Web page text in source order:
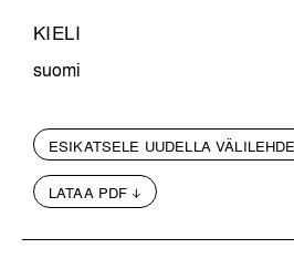
KIELI
suomi
ESIKATSELE UUDELLA
LATAA PDF